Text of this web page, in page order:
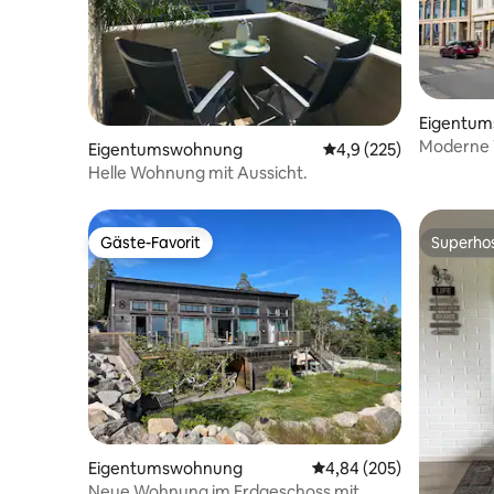
Eigentumswohnung Durchschnittliche
4,9 (225)
Helle Wohnung mit Aussicht.
Moderne
Gäste-Favorit
Gäste-Favorit
Eigentumswohnung Durchschnittliche
4,84 (205)